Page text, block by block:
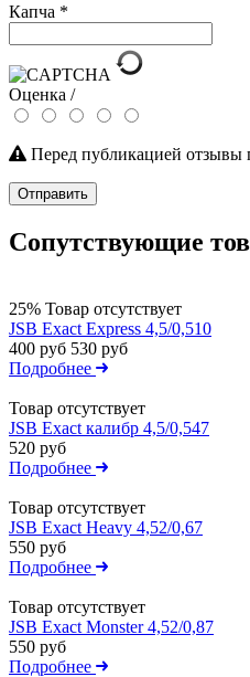
Капча *
Оценка /
Перед публикацией отзывы
Отправить
Сопутствующие
25% Товар отсутствует
JSB Exact Express 4,5/0,510
400 руб 530 руб
Подробнее
Товар отсутствует
JSB Exact калибр 4,5/0,547
520 руб
Подробнее
Товар отсутствует
JSB Exact Heavy 4,52/0,67
550 руб
Подробнее
Товар отсутствует
JSB Exact Monster 4,52/0,87
550 руб
Подробнее